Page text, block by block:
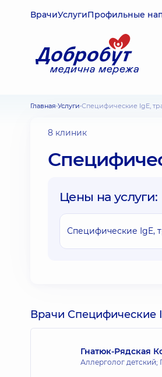
ВрачиУслугиПрофильные
Главная Услуги Специфические IgE,
8 клиник
Цены на услуги:
Специфические IgE,
Врачи Специфические
Гнатюк-Рядская
Аллерголог детский;